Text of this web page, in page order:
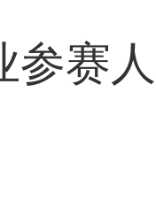
参赛